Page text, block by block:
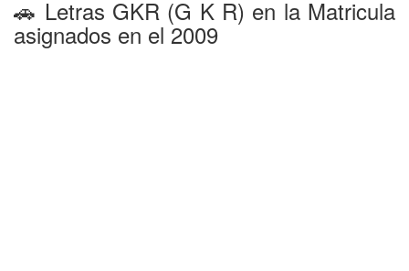
🚗 Letras GKR (G K R) en la Matricula
asignados en el 2009